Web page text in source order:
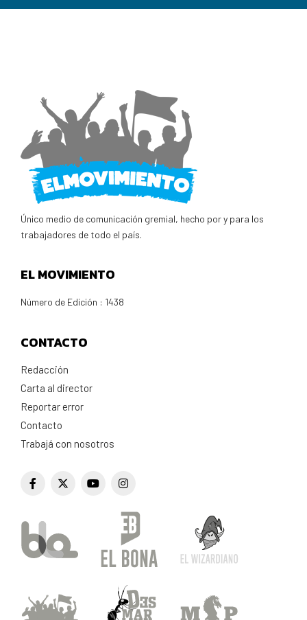
Único medio de comunicación gremial, hecho por y para los
trabajadores de todo el país.
EL MOVIMIENTO
Número de Edición : 1438
CONTACTO
Redacción
Carta al director
Reportar error
Contacto
Trabajá con nosotros